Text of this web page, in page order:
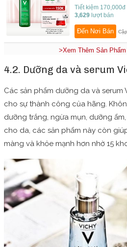
Tiết kiệm 170,000đ
3,629 lượt bán
Đến Nơi Bán
>Xem Thêm Sản
4.2. Dưỡng da và serum
Các sản phẩm dưỡng da và serum
cho sự thành công của hãng.
dưỡng trắng, ngừa mụn, dưỡng
cho da, các sản phẩm này còn
màng và khỏe mạnh hơn nhờ 15